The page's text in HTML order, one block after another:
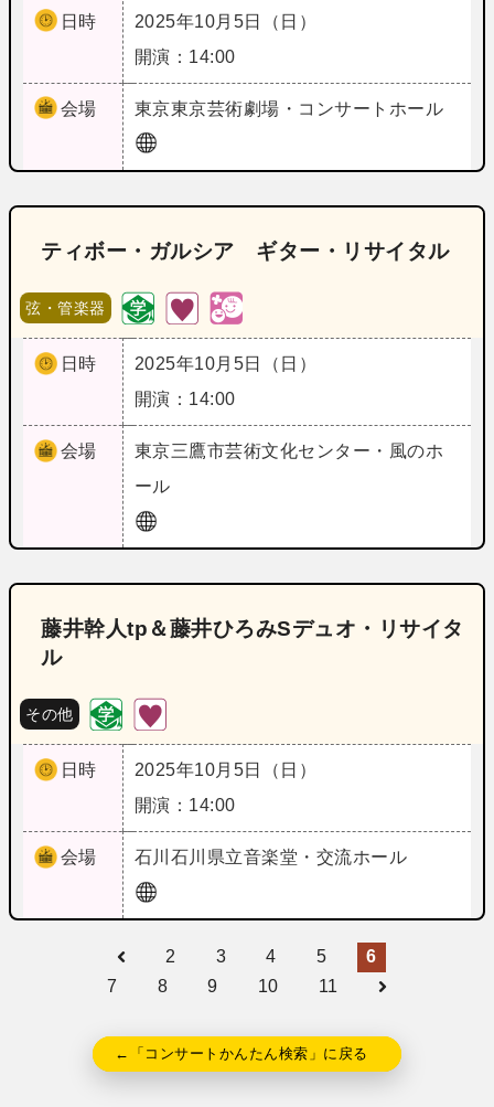
日時
2025年10月5日（日）
開演：14:00
会場 東京東京芸術劇場・コンサートホール
ティボー・ガルシア ギター・リサイタル
弦・管楽器
日時
2025年10月5日（日）
開演：14:00
会場 東京三鷹市芸術文化センター・風のホ
ール
藤井幹人tp＆藤井ひろみSデュオ・リサイタ
ル
その他
日時
2025年10月5日（日）
開演：14:00
会場 石川 石川県立音楽堂・交流ホール
2 3 4 5
6
7
8 9 10 11
←「コンサートかんたん検索」に戻る